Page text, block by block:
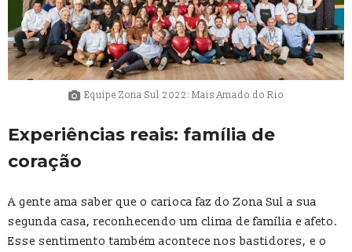
Equipe Zona Sul 2022: Mais Amado do Rio
Experiências reais: família de
coração
A gente ama saber que o carioca faz do Zona Sul a sua
segunda casa, reconhecendo um clima de família e afeto.
Esse sentimento também acontece nos bastidores, e o